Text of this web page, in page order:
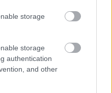
storage
storage
authentication
and other
Τέλος να σε
Παίζει να πετύχεις